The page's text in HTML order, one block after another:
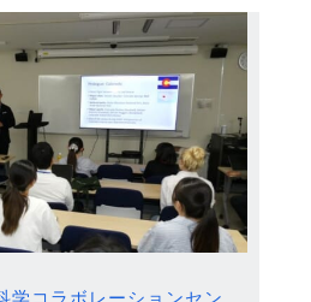
学コラボレーションセン